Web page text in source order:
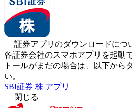
証券アプリのダウンロードにつ
各証券会社のスマホアプリを起動
トールがまだの場合は、以下から
い。
SBI証券 株 アプリ
閉じる